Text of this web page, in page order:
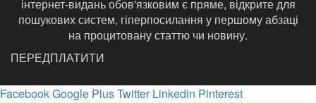
інтернет-видань обов'язковим є пряме, відкрите для
пошукових систем, гіперпосилання у першому абзаці
на процитовану статтю чи новину.
ПЕРЕДПЛАТИТИ
FacebookGoogle PlusTwitter Linkedin Pinterest